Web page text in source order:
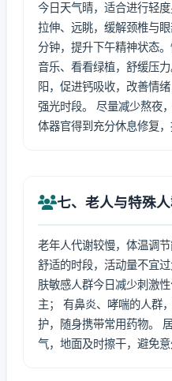
今日天气晴，适合进行轻
拉伸、远眺，缓解颈椎与
分钟，提升下午精神状态
音乐、看看绿植，舒缓压
阳，促进钙吸收，改善情
强光时段。 尽量减少熬夜
体器官得到充分休息修复，
七、老人与特殊
老年人代谢较慢，体温调
舒适的时段，活动量不宜
肤敏感人群今日减少刺激
主； 有鼻炎、哮喘的人群
护，随身携带常用药物。
气，地面及时擦干，避免意